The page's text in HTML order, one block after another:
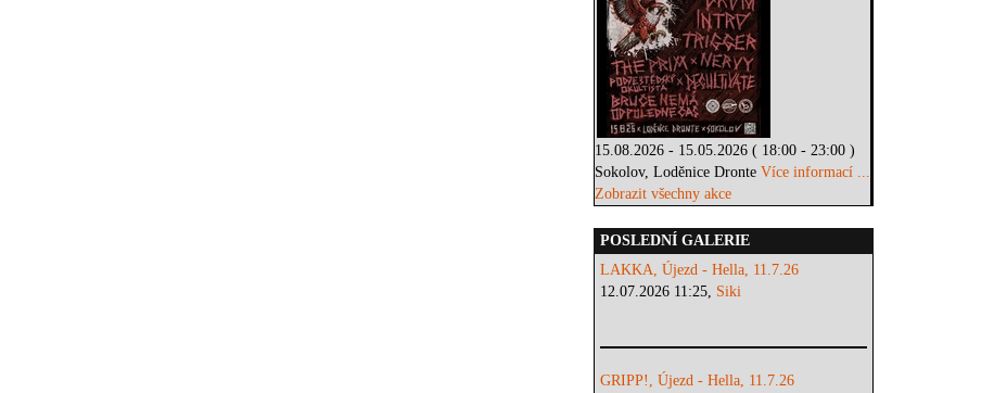
15.08.2026 - 15.05.2026 ( 18:00 - 23:00 )
Sokolov, Loděnice DronteVíce informací ...
Zobrazit všechny akce
POSLEDNÍ GALERIE
LAKKA, Újezd - Hella, 11.7.26
12.07.2026 11:25, Siki
GRIPP!, Újezd - Hella, 11.7.26